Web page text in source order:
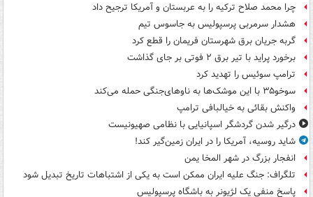
چرا محمد صلاح ترکیه را به عربستان و آمریکا ترجیح داد
هشدار سرمربی پرسپولیس به جاسوس تیم
گربه جریان برق شهرستان فریمان را قطع کرد
برخورد پراید با تیر برق ۲ فوتی بر جای گذاشت
ترامپ سوئیس را تهدید کرد
سوخو۳۵ با این موشک‌ها به ناوهای‌جنگی حمله می‌کند
واکنش بقائی به خیالبافی ترامپ
درگیر شدن گردشگر اسپانیایی با نظامی صهیونیست
شاید روسیه، آمریکا را در ایران زمین‌گیر کند!
انفجار بزرگ در شهر المخا یمن
تلگراف: جنگ علیه ایران ممکن است به یکی از اشتباهات تاریخ تبدیل شود
پاسخ منفی یک لژیونر به باشگاه پرسپولیس